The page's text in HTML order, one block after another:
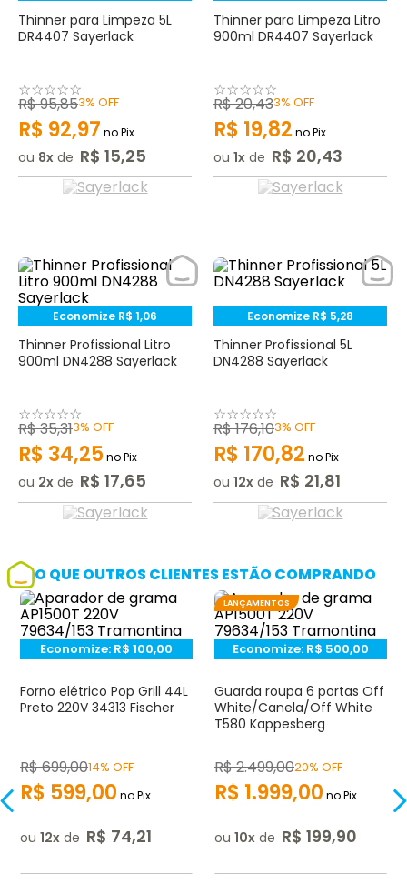
Thinner para Limpeza 5L
DR4407 Sayerlack
☆☆☆☆☆
R$95,853% OFF
R$ 92,97 no Pix
ou 8 de R$ 15,25
Thinner para Limpeza Litro
900ml DR4407 Sayerlack
☆☆☆☆☆
R$20,433% OFF
R$ 19,82 no Pix
ou 1 de R$ 20,43
Economize R$ 1,06
Thinner Profissional Litro
900ml DN4288 Sayerlack
☆☆☆☆☆
R$35,313% OFF
R$ 34,25no Pix
ou 2 de R$ 17,65
Economize R$ 5,28
Thinner Profissional 5L
DN4288 Sayerlack
☆☆☆☆☆
R$176,103% OFF
R$ 170,82 no Pix
ou 12 de R$ 21,81
O QUE OUTROS CLIENTES ESTÃO COMPRANDO
Economize: R$ 100,00
Forno elétrico Pop Grill 44L
Preto 220V 34313 Fischer
R$699,0014% OFF
R$ 599,00 no Pix
ou 12 de R$ 74,21
LANÇAMENTOS
Economize: R$ 500,00
Guarda roupa 6 portas Off
White/Canela/Off White
T580 Kappesberg
R$2.499,0020% OFF
R$ 1.999,00 no Pix
ou 10 de R$ 199,90